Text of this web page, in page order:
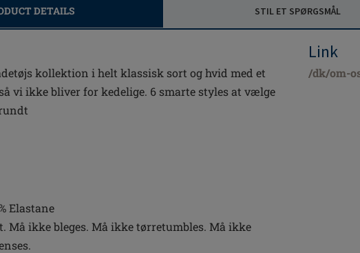
DETAILS STIL ET SPØRGSMÅL
kollektion i helt klassisk sort og hvid med et
vi ikke bliver for kedelige. 6 smarte styles at vælge
Elastane
Må ikke bleges. Må ikke tørretumbles. Må ikke
Link
/dk/om-